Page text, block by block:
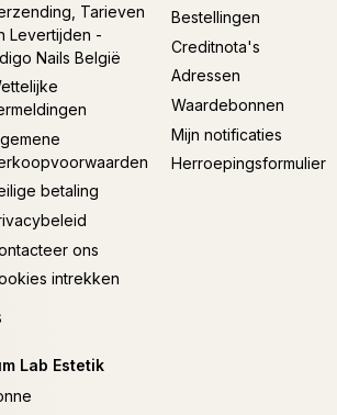
Tarieven
Levertijden -
Nails België
betaling
ons
intrekken
Bestellingen
Creditnota's
Adressen
Waardebonnen
Mijn notificaties
Herroepingsformulier
Lab Estetik